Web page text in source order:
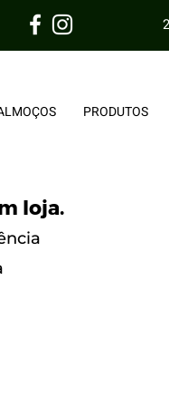
PRODUTOS
loja.